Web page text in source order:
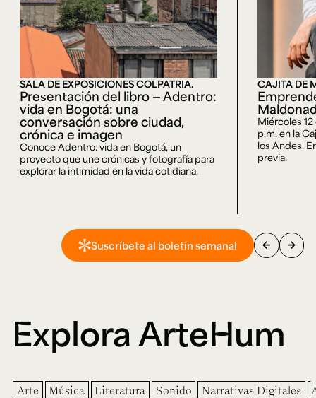
SALA DE EXPOSICIONES COLPATRIA.
Presentación del libro — Adentro:
vida en Bogotá: una
conversación sobre ciudad,
crónica e imagen
Conoce Adentro: vida en Bogotá, un
proyecto que une crónicas y fotografía para
explorar la intimidad en la vida cotidiana.
CAJITA DE
Miércoles
p.m. en la
los Andes.
previa.
Suscríbete al boletín semanal arrow_back arrow_forward
Explora ArteHum
Arte Música Literatura Sonido Narrativas Digitales